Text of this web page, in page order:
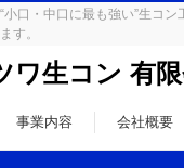
“小口・中口に最も強い”生
す。
ワ生コン 有
事業内容 会社概要